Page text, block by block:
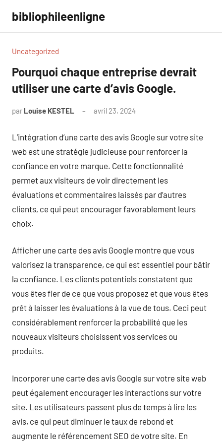
contenu
bibliophileenligne
Uncategorized
Pourquoi chaque entreprise devrait
utiliser une carte d’avis Google.
par Louise KESTEL avril 23, 2024
L’intégration d’une carte des avis Google sur votre site
web est une stratégie judicieuse pour renforcer la
confiance en votre marque. Cette fonctionnalité
permet aux visiteurs de voir directement les
évaluations et commentaires laissés par d’autres
clients, ce qui peut encourager favorablement leurs
choix.
Afficher une carte des avis Google montre que vous
valorisez la transparence, ce qui est essentiel pour bâtir
la confiance. Les clients potentiels constatent que
vous êtes fier de ce que vous proposez et que vous êtes
prêt à laisser les évaluations à la vue de tous. Ceci peut
considérablement renforcer la probabilité que les
nouveaux visiteurs choisissent vos services ou
produits.
Incorporer une carte des avis Google sur votre site web
peut également encourager les interactions sur votre
site. Les utilisateurs passent plus de temps à lire les
avis, ce qui peut diminuer le taux de rebond et
augmente le référencement SEO de votre site. En